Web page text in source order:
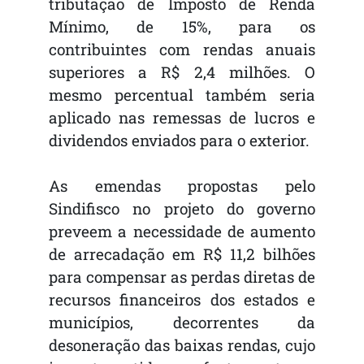
Mínimo, de 15%, para os
contribuintes com rendas anuais
superiores a R$ 2,4 milhões. O
mesmo percentual também seria
aplicado nas remessas de lucros e
dividendos enviados para o exterior.
As emendas propostas pelo
Sindifisco no projeto do governo
preveem a necessidade de aumento
de arrecadação em R$ 11,2 bilhões
para compensar as perdas diretas de
recursos financeiros dos estados e
municípios, decorrentes da
desoneração das baixas rendas, cujo